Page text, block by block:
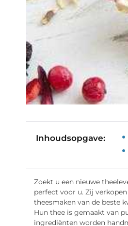
Inhoudsopgave:
Zoekt u een nieuwe
perfect voor u. Zij
theesmaken van de beste
Hun thee is gemaakt van
ingrediënten worden